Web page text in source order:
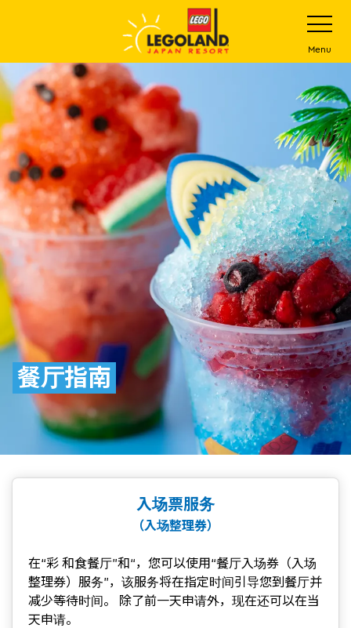
主
要
内
容
打
开
网
站
菜
单
Menu
餐厅指南
入场票服务
（入场整理券）
在“彩 和食餐厅”和“，您可以使用“餐厅入场券（入场
整理券）服务”，该服务将在指定时间引导您到餐厅并
减少等待时间。 除了前一天申请外，现在还可以在当
天申请。